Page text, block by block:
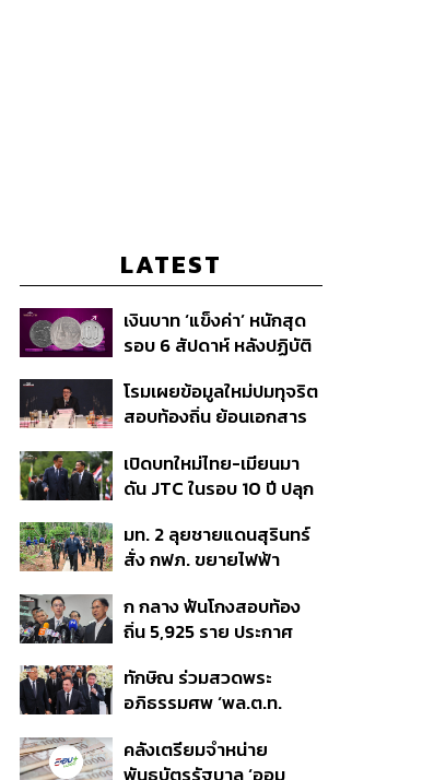
LATEST
เงินบาท ‘แข็งค่า’ หนักสุด
รอบ 6 สัปดาห์ หลังปฏิบัติ
สหรัฐฯ-ญี่ปุ่น Standard
Chartered เปิดเป้าสิ้นปีนี้
ต่อดอลลาร์
โรมเผยข้อมูลใหม่ปมทุจริต
สอบท้องถิ่น ย้อนเอกสาร
อนุทิน จ่อสอบต่อเอี่ยว
ตัดตอน ม.บูรพา หรือไม่
เปิดบทใหม่ไทย-เมียนมา
ดัน JTC ในรอบ 10 ปี ปลุก
ชายแดน ท่าเรือน้ำลึก
ทวาย
มท. 2 ลุยชายแดนสุรินทร์
สั่ง กฟภ. ขยายไฟฟ้า
350’ เสริมความมั่นคง
ชายแดน
ก กลาง ฟันโกงสอบท้อง
ถิ่น 5,925 ราย ประกาศ
ราย รอ ป.ป.ช. ขีดเส้นแล้ว
เสร็จ 31 ส.ค.
ทักษิณ ร่วมสวดพระ
อภิธรรมศพ ‘พล.ต.ท.
สิน’ สิริอายุ 103 ปี แกนนำ
คลังเตรียมจำหน่าย